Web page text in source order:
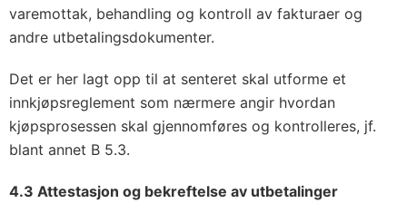
varemottak, behandling og kontroll av fakturaer og
andre utbetalingsdokumenter.
Det er her lagt opp til at senteret skal utforme et
innkjøpsreglement som nærmere angir hvordan
kjøpsprosessen skal gjennomføres og kontrolleres, jf.
blant annet B 5.3.
4.3 Attestasjon og bekreftelse av utbetalinger